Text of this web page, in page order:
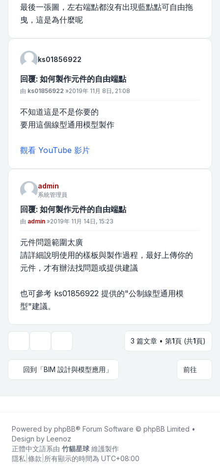
最後一張圖，左右端點都沒有出現藍點點可自由拖
曳，這是為什麼呢
ks01856922
回覆: 如何製作元件的自由端點
文章
由 ks01856922 »2019年 11月 8日, 21:08
不知道這是不是你要的
要用這個線型通用模型製作
觀看 YouTube 影片
admin
系統管理員
回覆: 如何製作元件的自由端點
文章
由 admin »2019年 11月 14日, 15:23
元件問題範圍太廣
請詳細說明使用的樣板與製作過程，最好上傳你的
元件，才有辦法找問題或提供建議
也可參考 ks01856922 提供的"公制線型通用模
型"建議。
3 篇文章 • 第1頁 (共1頁)
回到「BIM 設計與模型應用」 前往
Powered by phpBB® Forum Software © phpBB Limited •
Design by Leenoz
正體中文語系由 竹貓星球 維護製作
隱私 條款 所有顯示的時間為 UTC+08:00